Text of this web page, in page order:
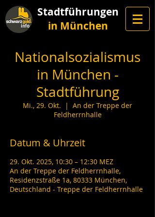
Stadtführungen
in München
Nationalsozialismus
in München -
Stadtführung
Mi., 29. Okt.
  |
An der Treppe der
Feldherrnhalle
Datum & Uhrzeit
29. Okt. 2025, 10:30 – 12:30 MEZ
An der Treppe der Feldherrnhalle,
Residenzstraße 1a, 80333 München,
Deutschland - Treppe der Feldherrnhalle